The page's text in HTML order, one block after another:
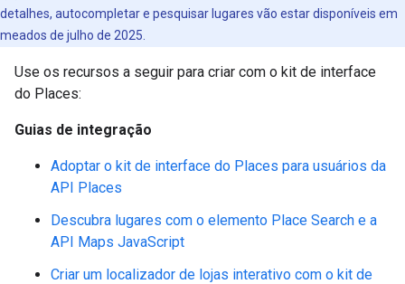
detalhes, autocompletar e pesquisar lugares vão estar disponíveis em
meados de julho de 2025.
Use os recursos a seguir para criar com o kit de interface
do Places:
Guias de integração
Adoptar o kit de interface do Places para usuários da
API Places
Descubra lugares com o elemento Place Search e a
API Maps JavaScript
Criar um localizador de lojas interativo com o kit de